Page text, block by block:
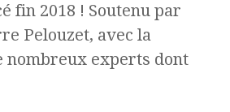
fin 2018 ! Soutenu par
Pelouzet, avec la
nombreux experts dont